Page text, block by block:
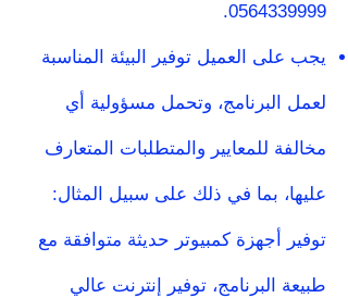
0564339999
.
يجب على العميل توفير البيئة المناسبة
لعمل البرنامج، وتحمل مسؤولية أي
مخالفة للمعايير والمتطلبات المتعارف
عليها، بما في ذلك على سبيل المثال:
توفير أجهزة كمبيوتر حديثة متوافقة مع
طبيعة البرنامج، توفير إنترنت عالي